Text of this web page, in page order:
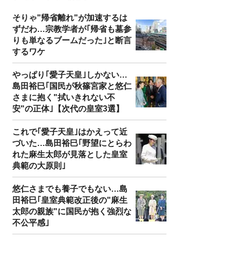
そりゃ"帰省離れ"が加速するは
ずだわ…宗教学者が｢帰省も墓参
りも単なるブームだった｣と断言
するワケ
やっぱり｢愛子天皇｣しかない…
島田裕巳｢国民が秋篠宮家と悠仁
さまに抱く"拭いきれない不
安"の正体｣【次代の皇室3選】
これで｢愛子天皇｣はかえって近
づいた…島田裕巳｢野望にとらわ
れた麻生太郎が見落とした皇室
典範の大原則｣
悠仁さまでも養子でもない…島
田裕巳｢皇室典範改正後の"麻生
太郎の親族"に国民が抱く強烈な
不公平感｣